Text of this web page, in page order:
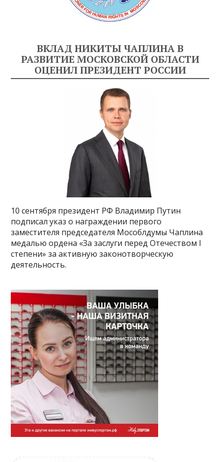
ВКЛАД НИКИТЫ ЧАПЛИНА В
РАЗВИТИЕ МОСКОВСКОЙ ОБЛАСТИ
ОЦЕНИЛ ПРЕЗИДЕНТ РОССИИ
10 сентября президент РФ Владимир Путин
подписал указ о награждении первого
заместителя председателя Мособлдумы Чаплина
медалью ордена «За заслуги перед Отечеством I
степени» за активную законотворческую
деятельность.